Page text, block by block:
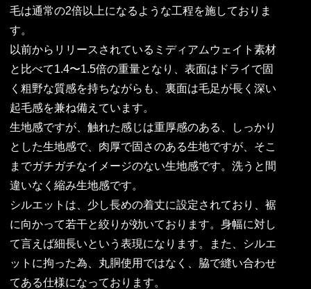
毛は通常の2倍以上になるような工程を施しておりま
す。
以前からリリースされているミディアムウェイト素材
と比べて1.4〜1.5倍の重量となり、表面はドライで固
く粗野な質感を持ちながらも、裏面は毛足が長く深い
起毛感を兼ね備えています。
生地感ですが、触れた感じは重厚感のある、しっかり
とした生地感で、肉厚で固さのある生地ですが、そこ
までガチガチなイメージのない生地感です。洗うと間
違いなく縮み生地感です。
シルエットは、少し長めの着丈に設定されており、裾
に向かって若干と絞りが効いております。身幅に対し
て言えば細長いという表現になります。また、シルエ
ットに拘った為、丸胴使用ではなく、脇で縫い合わせ
てある仕様になっております。